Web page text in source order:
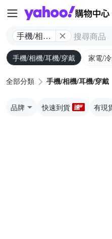
手機/相機/
耳機/穿戴
手機/相機/耳機/穿戴 家電/
全部分類 手機/相機/耳機/穿戴
品牌 快速到貨 有現